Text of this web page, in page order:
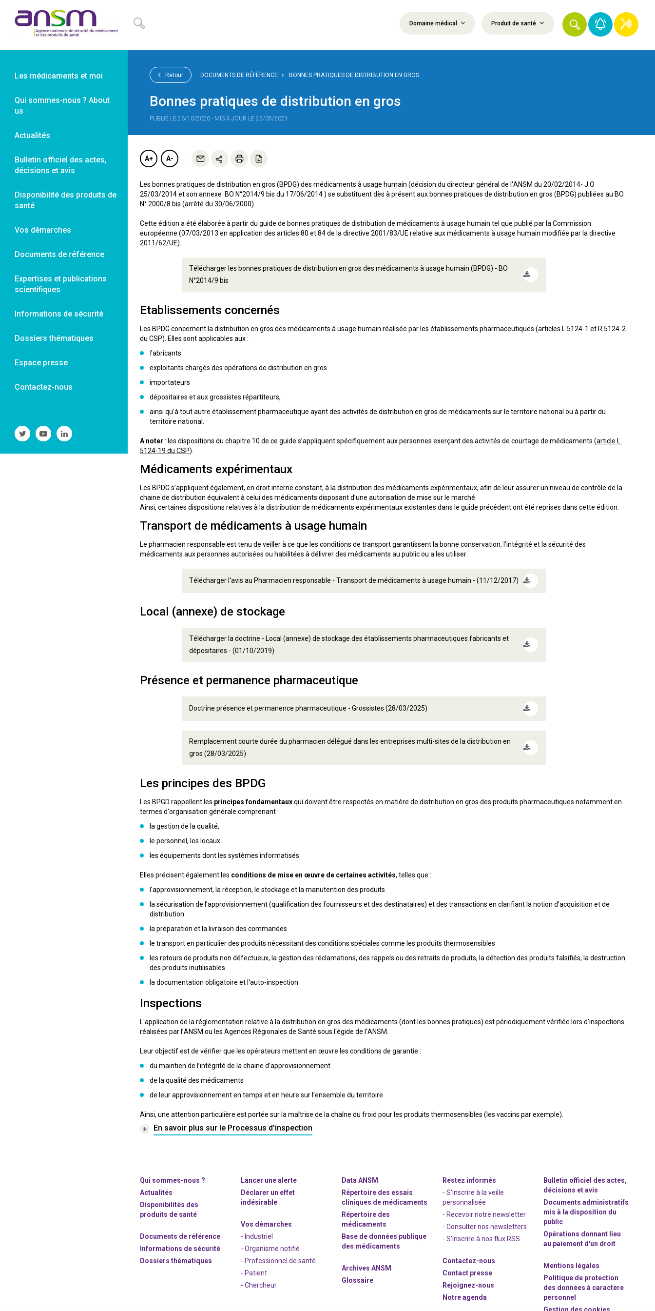
Domaine médical Produit de santé
Les médicaments et moi
Qui sommes-nous ? About
us
Actualités
Bulletin officiel des actes,
décisions et avis
Disponibilité des produits de
santé
Vos démarches
Documents de référence
Expertises et publications
scientifiques
Informations de sécurité
Dossiers thématiques
Espace presse
Contactez-nous
Suivre
l'ANSM
Twitter
Suivre
l'ANSM
Youtube
Suivre
l'ANSM
Linkedin
Retour DOCUMENTS DE RÉFÉRENCE BONNES PRATIQUES DE DISTRIBUTION EN GROS
Bonnes pratiques de distribution en gros
PUBLIÉ LE 26/10/2020 - MIS À JOUR LE 25/05/2021
A+ A-
Les bonnes pratiques de distribution en gros (BPDG) des médicaments à usage humain (décision du directeur général de l'ANSM du 20/02/2014- J.O
25/03/2014 et son annexe BO N°2014/9 bis du 17/06/2014 ) se substituent dès à présent aux bonnes pratiques de distribution en gros (BPDG) publiées au BO
N° 2000/8 bis (arrêté du 30/06/2000).
Cette édition a été élaborée à partir du guide de bonnes pratiques de distribution de médicaments à usage humain tel que publié par la Commission
européenne (07/03/2013 en application des articles 80 et 84 de la directive 2001/83/UE relative aux médicaments à usage humain modifiée par la directive
2011/62/UE).
Télécharger les bonnes pratiques de distribution en gros des médicaments à usage humain (BPDG) - BO
N°2014/9 bis
Etablissements concernés
Les BPDG concernent la distribution en gros des médicaments à usage humain réalisée par les établissements pharmaceutiques (articles L.5124-1 et R.5124-2
du CSP). Elles sont applicables aux :
fabricants
exploitants chargés des opérations de distribution en gros
importateurs
dépositaires et aux grossistes répartiteurs,
ainsi qu'à tout autre établissement pharmaceutique ayant des activités de distribution en gros de médicaments sur le territoire national ou à partir du
territoire national.
A noter : les dispositions du chapitre 10 de ce guide s’appliquent spécifiquement aux personnes exerçant des activités de courtage de médicaments (article L.
5124-19 du CSP).
Médicaments expérimentaux
Les BPDG s’appliquent également, en droit interne constant, à la distribution des médicaments expérimentaux, afin de leur assurer un niveau de contrôle de la
chaine de distribution équivalent à celui des médicaments disposant d’une autorisation de mise sur le marché.
Ainsi, certaines dispositions relatives à la distribution de médicaments expérimentaux existantes dans le guide précédent ont été reprises dans cette édition.
Transport de médicaments à usage humain
Le pharmacien responsable est tenu de veiller à ce que les conditions de transport garantissent la bonne conservation, l'intégrité et la sécurité des
médicaments aux personnes autorisées ou habilitées à délivrer des médicaments au public ou a les utiliser.
Télécharger l'avis au Pharmacien responsable - Transport de médicaments à usage humain - (11/12/2017)
Local (annexe) de stockage
Télécharger la doctrine - Local (annexe) de stockage des établissements pharmaceutiques fabricants et
dépositaires - (01/10/2019)
Présence et permanence pharmaceutique
Doctrine présence et permanence pharmaceutique - Grossistes (28/03/2025)
Remplacement courte durée du pharmacien délégué dans les entreprises multi-sites de la distribution en
gros (28/03/2025)
Les principes des BPDG
Les BPGD rappellent les principes fondamentauxqui doivent être respectés en matière de distribution en gros des produits pharmaceutiques notamment en
termes d'organisation générale comprenant :
la gestion de la qualité,
le personnel, les locaux
les équipements dont les systèmes informatisés.
Elles précisent également les conditions de mise en œuvre de certaines activités, telles que :
l'approvisionnement, la réception, le stockage et la manutention des produits
la sécurisation de l’approvisionnement (qualification des fournisseurs et des destinataires) et des transactions en clarifiant la notion d’acquisition et de
distribution
la préparation et la livraison des commandes
le transport en particulier des produits nécessitant des conditions spéciales comme les produits thermosensibles
les retours de produits non défectueux, la gestion des réclamations, des rappels ou des retraits de produits, la détection des produits falsifiés, la destruction
des produits inutilisables
la documentation obligatoire et l'auto-inspection
Inspections
L'application de la réglementation relative à la distribution en gros des médicaments (dont les bonnes pratiques) est périodiquement vérifiée lors d'inspections
réalisées par l’ANSM ou les Agences Régionales de Santé sous l'égide de l'ANSM.
Leur objectif est de vérifier que les opérateurs mettent en œuvre les conditions de garantie :
du maintien de l’intégrité de la chaine d’approvisionnement
de la qualité des médicaments
de leur approvisionnement en temps et en heure sur l’ensemble du territoire
Ainsi, une attention particulière est portée sur la maîtrise de la chaîne du froid pour les produits thermosensibles (les vaccins par exemple).
En savoir plus sur le Processus d'inspection
Qui sommes-nous ?
Actualités
Disponibilités des
produits de santé
Documents de référence
Informations de sécurité
Dossiers thématiques
Lancer une alerte
Déclarer un effet
indésirable
Vos démarches
- Industriel
- Organisme notifié
- Professionnel de santé
- Patient
- Chercheur
Data ANSM
Répertoire des essais
cliniques de médicaments
Répertoire des
médicaments
Base de données publique
des médicaments
Archives ANSM
Glossaire
Restez informés
- S'inscrire à la veille
personnalisée
- Recevoir notre newsletter
- Consulter nos newsletters
-S'inscrire à nos flux RSS
Contactez-nous
Contact presse
Rejoignez-nous
Notre agenda
Bulletin officiel des actes,
décisions et avis
Documents administratifs
mis à la disposition du
public
Opérations donnant lieu
au paiement d'un droit
Mentions légales
Politique de protection
des données à caractère
personnel